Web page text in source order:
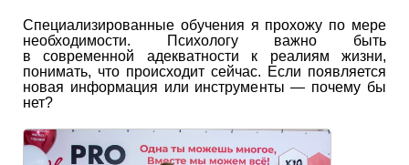
Специализированные обучения я прохожу по мере
необходимости. Психологу важно быть
в современной адекватности к реалиям жизни,
понимать, что происходит сейчас. Если появляется
новая информация или инструменты — почему бы
нет?